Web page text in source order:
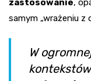
zastosowanie,
samym „wrażeniu z
W